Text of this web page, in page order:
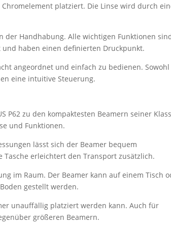
platziert. Die Linse wird durch
Handhabung. Alle wichtigen Funktionen
haben einen definierten Druckpunkt.
angeordnet und einfach zu bedienen. Sowohl
eine intuitive Steuerung.
P62 zu den kompaktesten Beamern seiner
und Funktionen.
lässt sich der Beamer bequem
erleichtert den Transport zusätzlich.
im Raum. Der Beamer kann auf einem Tisch
gestellt werden.
unauffällig platziert werden kann. Auch für
größeren Beamern.